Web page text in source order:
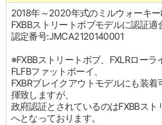
2018年～2020年式のミルウォーキー
FXBBストリートボブモデルに認証適
認定番号:JMCA2120140001
※FXBBストリートボブ、FXLRローラ
FLFBファットボーイ、
FXBRブレイクアウトモデルにも装
揮致しますが、
政府認証とされているのはFXBBス
へとなっております。